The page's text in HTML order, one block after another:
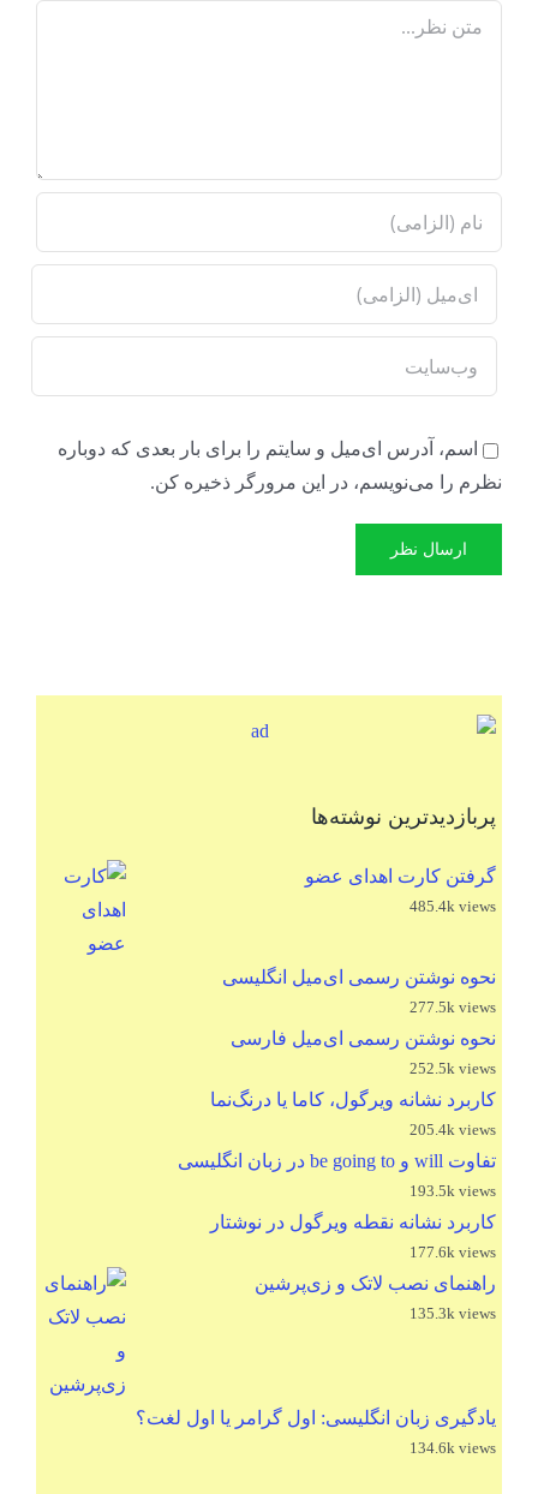
Comment
اسم، آدرس ای‌میل و سایتم را برای بار بعدی که دوباره
نظرم را می‌نویسم، در این مرورگر ذخیره کن.
پربازدیدترین نوشته‌ها
گرفتن کارت اهدای عضو
485.4k views
نحوه نوشتن رسمی ای‌میل انگلیسی
277.5k views
نحوه نوشتن رسمی ای‌میل فارسی
252.5k views
کاربرد نشانه ویرگول، کاما یا درنگ‌نما
205.4k views
تفاوت will و be going to در زبان انگلیسی
193.5k views
کاربرد نشانه نقطه ویرگول در نوشتار
177.6k views
راهنمای نصب لاتک و زی‌پرشین
135.3k views
یادگیری زبان انگلیسی: اول گرامر یا اول لغت؟
134.6k views